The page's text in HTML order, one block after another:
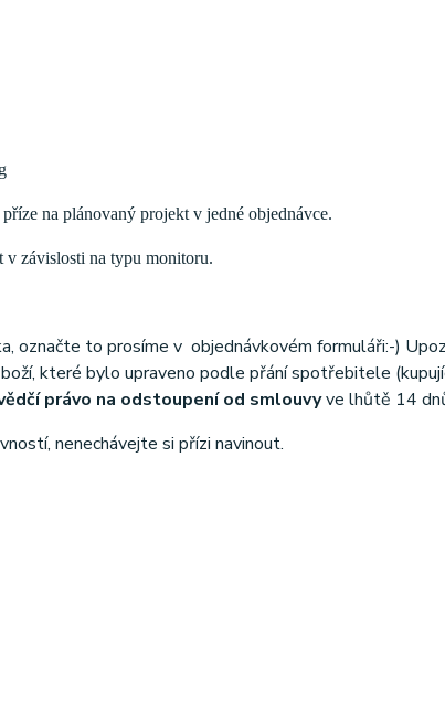
na plánovaný projekt v jedné objednávce.
v závislosti na typu monitoru.
označte to prosíme v objednávkovém formuláři:-)
které bylo upraveno podle přání spotřebitele
právo na odstoupení od smlouvyve lhůtě 14
nenechávejte si přízi navinout.